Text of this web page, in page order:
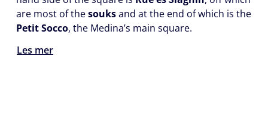
are most of thesouksand at the end of which is the
Petit Socco, the Medina’s main square.
Les mer